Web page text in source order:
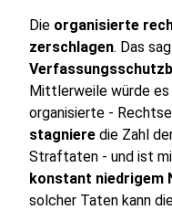
Die organisierte
zerschlagen. Das
Mittlerweile würde es
organisierte -
stagniere die Zahl
Straftaten - und ist
konstant niedrigem
solcher Taten kann